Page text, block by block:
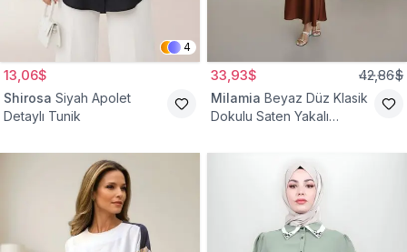
4
13,06$
Shirosa Siyah Apolet
Detaylı Tunik
33,93$ 42,86$
Milamia Beyaz Düz Klasik
Dokulu Saten Yakalı